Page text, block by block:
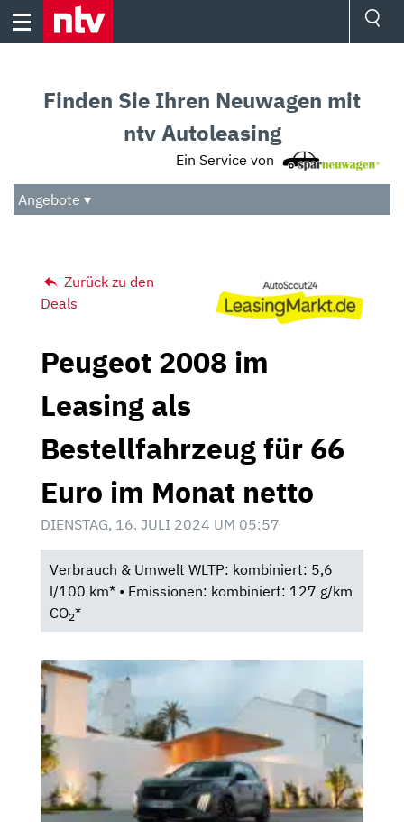
Skip
Audio
Das Beste
Finden Sie Ihren Neuwagen mit
ntv Autoleasing
Ein Service von
Angebote ▾
Zurück zu den
Deals
Peugeot 2008 im
Leasing als
Bestellfahrzeug für 66
Euro im Monat netto
DIENSTAG, 16. JULI 2024 UM 05:57
Verbrauch & Umwelt WLTP: kombiniert: 5,6
l/100 km* • Emissionen: kombiniert: 127 g/km
CO2*